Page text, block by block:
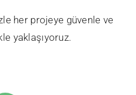
her projeye güvenle ve
yaklaşıyoruz.